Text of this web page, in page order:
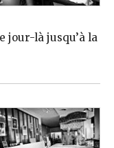
jour-là jusqu’à la